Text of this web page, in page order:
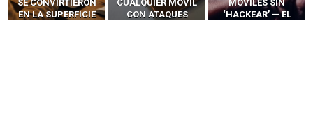
SE CONVIRTIERON
EN LA SUPERFICIE
CUALQUIER MÓVIL
CON ATAQUES
MÓVILES SIN
‘HACKEAR’ — EL